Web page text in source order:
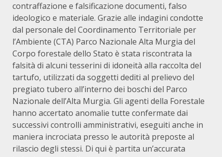
contraffazione e falsificazione documenti, falso
ideologico e materiale. Grazie alle indagini condotte
dal personale del Coordinamento Territoriale per
l’Ambiente (CTA) Parco Nazionale Alta Murgia del
Corpo forestale dello Stato è stata riscontrata la
falsità di alcuni tesserini di idoneità alla raccolta del
tartufo, utilizzati da soggetti dediti al prelievo del
pregiato tubero all’interno dei boschi del Parco
Nazionale dell’Alta Murgia. Gli agenti della Forestale
hanno accertato anomalie tutte confermate dai
successivi controlli amministrativi, eseguiti anche in
maniera incrociata presso le autorità preposte al
rilascio degli stessi. Di qui è partita un’accurata